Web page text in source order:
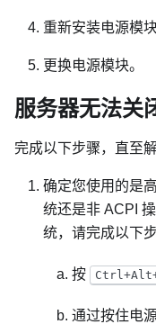
重新安装电源模块
更换电源模块。
服务器无法关
完成以下步骤，直至
确定您使用的是
统还是非 ACPI
统，请完成以下步
按
通过按住电